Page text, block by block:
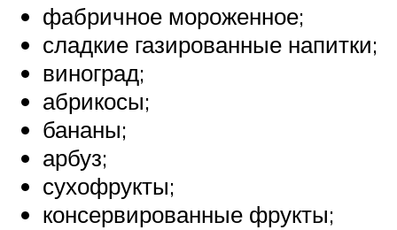
фабричное мороженное;
сладкие газированные напитки;
виноград;
абрикосы;
бананы;
арбуз;
сухофрукты;
консервированные фрукты;